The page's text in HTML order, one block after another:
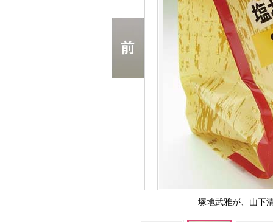
塚地武雅が、山下